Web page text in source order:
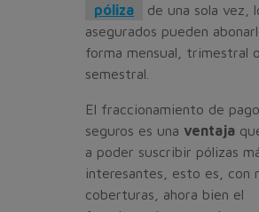
póliza
de una sola vez,
asegurados pueden
forma mensual, trimestral o
semestral.
El fraccionamiento de
seguros es una ventaja
a poder suscribir pólizas
interesantes, esto es, con
coberturas, ahora bien el